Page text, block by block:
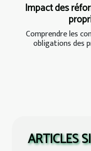
Impact des
Comprendre les
obligations des
ARTICLES